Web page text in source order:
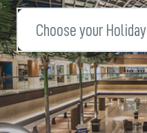
Choose your Holiday